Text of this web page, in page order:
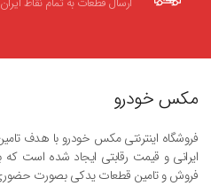
مکس خودرو
فروشگاه اینترنتی مکس خودرو با هدف
فروش و تامین قطعات یدکی بصورت